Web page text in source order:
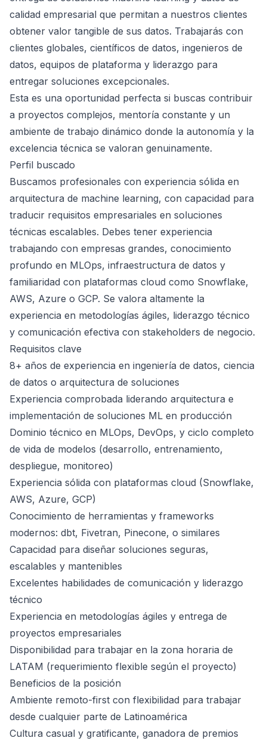
calidad empresarial que permitan a nuestros clientes
obtener valor tangible de sus datos. Trabajarás con
clientes globales, científicos de datos, ingenieros de
datos, equipos de plataforma y liderazgo para
entregar soluciones excepcionales.
Esta es una oportunidad perfecta si buscas contribuir
a proyectos complejos, mentoría constante y un
ambiente de trabajo dinámico donde la autonomía y la
excelencia técnica se valoran genuinamente.
Perfil buscado
Buscamos profesionales con experiencia sólida en
arquitectura de machine learning, con capacidad para
traducir requisitos empresariales en soluciones
técnicas escalables. Debes tener experiencia
trabajando con empresas grandes, conocimiento
profundo en MLOps, infraestructura de datos y
familiaridad con plataformas cloud como Snowflake,
AWS, Azure o GCP. Se valora altamente la
experiencia en metodologías ágiles, liderazgo técnico
y comunicación efectiva con stakeholders de negocio.
Requisitos clave
8+ años de experiencia en ingeniería de datos, ciencia
de datos o arquitectura de soluciones
Experiencia comprobada liderando arquitectura e
implementación de soluciones ML en producción
Dominio técnico en MLOps, DevOps, y ciclo completo
de vida de modelos (desarrollo, entrenamiento,
despliegue, monitoreo)
Experiencia sólida con plataformas cloud (Snowflake,
AWS, Azure, GCP)
Conocimiento de herramientas y frameworks
modernos: dbt, Fivetran, Pinecone, o similares
Capacidad para diseñar soluciones seguras,
escalables y mantenibles
Excelentes habilidades de comunicación y liderazgo
técnico
Experiencia en metodologías ágiles y entrega de
proyectos empresariales
Disponibilidad para trabajar en la zona horaria de
LATAM (requerimiento flexible según el proyecto)
Beneficios de la posición
Ambiente remoto-first con flexibilidad para trabajar
desde cualquier parte de Latinoamérica
Cultura casual y gratificante, ganadora de premios